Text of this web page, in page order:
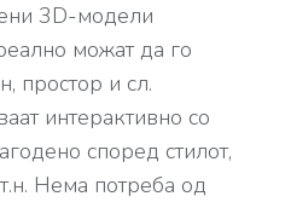
3D-модели
можат да го
простор и сл.
интерактивно со
според стилот,
Нема потреба од